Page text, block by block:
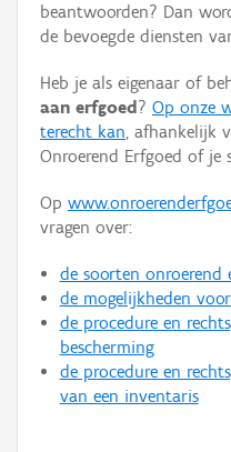
Persoon of collectief
Hergebruik
Aanmelden
beantwoorden? Dan
de bevoegde diensten
Heb je als eigenaar of
aan erfgoed ? Op onze
terecht kan, afhankelijk
Onroerend Erfgoed of je
Op
vragen over:
de soorten onroerend
de mogelijkheden
de procedure en
bescherming
de procedure en
van een inventaris